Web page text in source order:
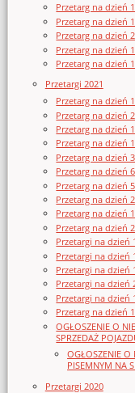
Przetarg na dzień
Przetarg na dzień
Przetarg na dzień
Przetarg na dzień
Przetarg na dzień
Przetargi 2021
Przetarg na dzień
Przetarg na dzień
Przetarg na dzień
Przetarg na dzień
Przetarg na dzień
Przetarg na dzień
Przetarg na dzień
Przetarg na dzień
Przetarg na dzień
Przetarg na dzień
Przetargi na dzień
Przetargi na dzień
Przetargi na dzień
Przetargi na dzień
Przetargi na dzień
Przetarg na dzień
OGŁOSZENIE O
SPRZEDAŻ
OGŁOSZENIE O
PISEMNYM NA
Przetargi 2020